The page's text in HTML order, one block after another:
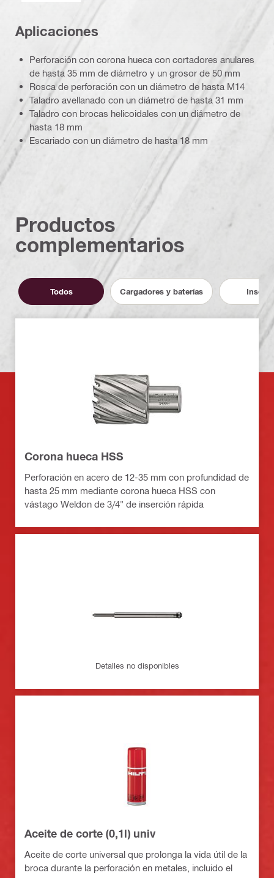
Aplicaciones
Perforación con corona hueca con cortadores anulares
de hasta 35 mm de diámetro y un grosor de 50 mm
Rosca de perforación con un diámetro de hasta M14
Taladro avellanado con un diámetro de hasta 31 mm
Taladro con brocas helicoidales con un diámetro de
hasta 18 mm
Escariado con un diámetro de hasta 18 mm
Productos
complementarios
Todos Cargadores y baterías
Corona hueca HSS
Perforación en acero de 12-35 mm con profundidad de
hasta 25 mm mediante corona hueca HSS con
vástago Weldon de 3/4" de inserción rápida
Detalles no disponibles
Aceite de corte (0,1l) univ
Aceite de corte universal que prolonga la vida útil de la
broca durante la perforación en metales, incluido el